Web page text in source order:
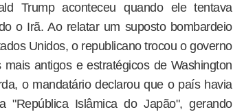
Trump aconteceu quando ele tentava
o Irã. Ao relatar um suposto bombardeio
Unidos, o republicano trocou o governo
antigos e estratégicos de Washington
o mandatário declarou que o país havia
"República Islâmica do Japão", gerando